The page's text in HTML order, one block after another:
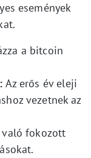
események
a bitcoin
Az erős év eleji
vezetnek az
fokozott